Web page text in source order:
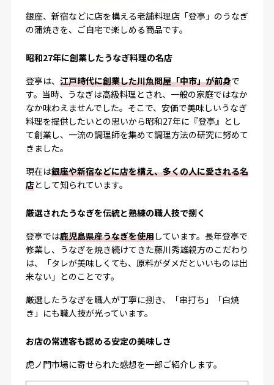
銀座、新宿などに店を構える老舗料理店「登亭」のうなぎ
の蒲焼きを、ご自宅で楽しめる商品です。
昭和27年に創業したうなぎ料理の名店
登亭は、 江戸時代に創業した川魚問屋「中市」が前身で
す。当時、うなぎは高級料理とされ、一般の家庭ではなか
なか味わえませんでした。そこで、安価で美味しいうなぎ
料理を提供したいとの思いから昭和27年に『登亭』とし
て創業し、一流の調理師を集めて調理方法の研究に努めて
きました。
現在は銀座や新宿などに店を構え、多くの人に愛される名
店として知られています。
厳選されたうなぎを伝統と熟練の職人技で捌く
登亭では鹿児島県産うなぎを使用しています。長年登亭で
修業し、うなぎを焼き続けてきた藤川秀雄親方のこだわり
は、「タレが美味しくても、原料がダメだといいものは出
来ない」とのことです。
厳選したうなぎを職人が丁寧に捌き、「串打ち」「白焼
き」にも職人技が光っています。
お店の常連客も認める安定の美味しさ
虎ノ門市場に寄せられた感想を一部ご紹介します。